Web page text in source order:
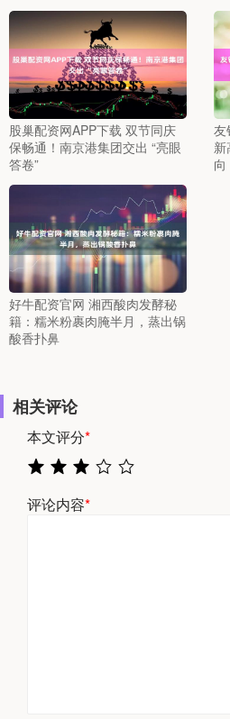
股巢配资网APP下载 双节同庆
保畅通！南京港集团交出 “亮眼
答卷”
友
向
好牛配资官网 湘西酸肉发酵秘
籍：糯米粉裹肉腌半月，蒸出锅
酸香扑鼻
相关评论
本文评分*
评论内容*